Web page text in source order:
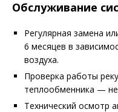
Обслуживание
Регулярная замена
6 месяцев в
воздуха.
Проверка работы
теплообменника —
Технический осмотр